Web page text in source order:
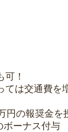
！
は交通費を
円の報奨金を
ボーナス付与